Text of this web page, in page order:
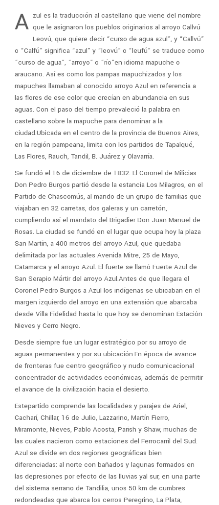
A zul es la traducción al castellano que viene del nombre
que le asignaron los pueblos originarios al arroyo Callvú
Leovú, que quiere decir “curso de agua azul”, y “Callvú”
o “Calfú” significa “azul” y “leovú” o “leufú” se traduce como
“curso de agua”, “arroyo” o “río”​en idioma mapuche o
araucano. Así es como los pampas mapuchizados y los
mapuches llamaban al conocido arroyo Azul en referencia a
las flores de ese color que crecían en abundancia en sus
aguas. Con el paso del tiempo prevaleció la palabra en
castellano sobre la mapuche para denominar a la
ciudad.Ubicada en el centro de la provincia de Buenos Aires,
en la región pampeana, limita con los partidos de Tapalqué,
Las Flores, Rauch, Tandil, B. Juárez y Olavarría.
Se fundó el 16 de diciembre de 1832. El Coronel de Milicias
Don Pedro Burgos partió desde la estancia Los Milagros, en el
Partido de Chascomús, al mando de un grupo de familias que
viajaban en 32 carretas, dos galeras y un carretón,
cumpliendo así el mandato del Brigadier Don Juan Manuel de
Rosas. La ciudad se fundó en el lugar que ocupa hoy la plaza
San Martín, a 400 metros del arroyo Azul, que quedaba
delimitada por las actuales Avenida Mitre, 25 de Mayo,
Catamarca y el arroyo Azul. El fuerte se llamó Fuerte Azul de
San Serapio Mártir del arroyo Azul.Antes de que llegara el
Coronel Pedro Burgos a Azul los indígenas se ubicaban en el
margen izquierdo del arroyo en una extensión que abarcaba
desde Villa Fidelidad hasta lo que hoy se denominan Estación
Nieves y Cerro Negro.
Desde siempre fue un lugar estratégico por su arroyo de
aguas permanentes y por su ubicación.En época de avance
de fronteras fue centro geográfico y nudo comunicacional
concentrador de actividades económicas, además de permitir
el avance de la civilización hacia el desierto.
Estepartido comprende las localidades y parajes de Ariel,
Cacharí, Chillar, 16 de Julio, Lazzarino, Martín Fierro,
Miramonte, Nieves, Pablo Acosta, Parish y Shaw, muchas de
las cuales nacieron como estaciones del Ferrocarril del Sud.
Azul se divide en dos regiones geográficas bien
diferenciadas: al norte con bañados y lagunas formados en
las depresiones por efecto de las lluvias yal sur, en una parte
del sistema serrano de Tandilia, unos 50 km de cumbres
redondeadas que abarca los cerros Peregrino, La Plata,